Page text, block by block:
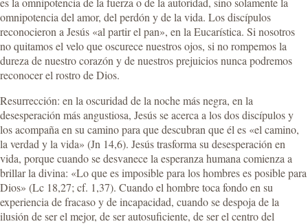
omnipotencia del amor, del perdón y de la vida. Los discípulos
reconocieron a Jesús «al partir el pan», en la Eucarística. Si nosotros
no quitamos el velo que oscurece nuestros ojos, si no rompemos la
dureza de nuestro corazón y de nuestros prejuicios nunca podremos
reconocer el rostro de Dios.
Resurrección: en la oscuridad de la noche más negra, en la
desesperación más angustiosa, Jesús se acerca a los dos discípulos y
los acompaña en su camino para que descubran que él es «el camino,
la verdad y la vida» (Jn 14,6). Jesús trasforma su desesperación en
vida, porque cuando se desvanece la esperanza humana comienza a
brillar la divina: «Lo que es imposible para los hombres es posible para
Dios» (Lc 18,27; cf. 1,37). Cuando el hombre toca fondo en su
experiencia de fracaso y de incapacidad, cuando se despoja de la
ilusión de ser el mejor, de ser autosuficiente, de ser el centro del